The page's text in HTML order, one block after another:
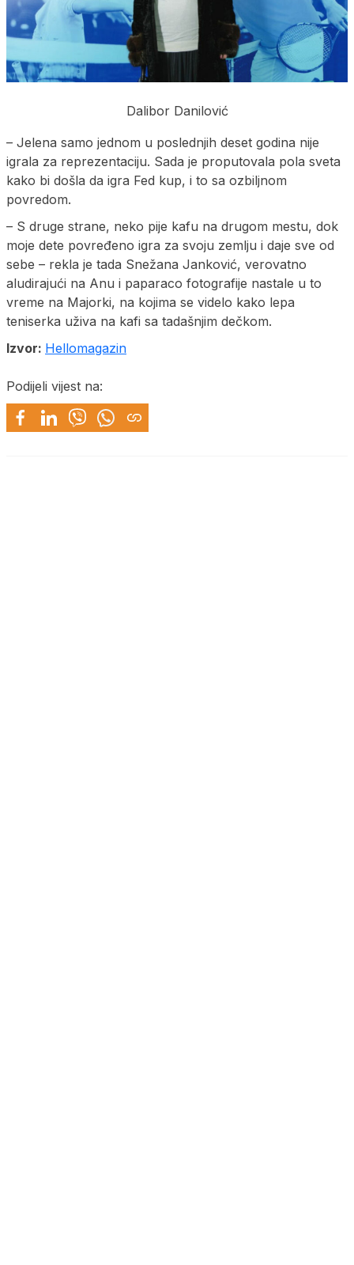
Dalibor Danilović
– Jelena samo jednom u poslednjih deset godina nije
igrala za reprezentaciju. Sada je proputovala pola sveta
kako bi došla da igra Fed kup, i to sa ozbiljnom
povredom.
– S druge strane, neko pije kafu na drugom mestu, dok
moje dete povređeno igra za svoju zemlju i daje sve od
sebe – rekla je tada Snežana Janković, verovatno
aludirajući na Anu i paparaco fotografije nastale u to
vreme na Majorki, na kojima se videlo kako lepa
teniserka uživa na kafi sa tadašnjim dečkom.
Izvor: Hellomagazin
Podijeli vijest na: